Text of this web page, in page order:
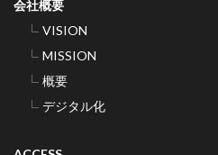
会社概要
VISION
MISSION
概要
デジタル化